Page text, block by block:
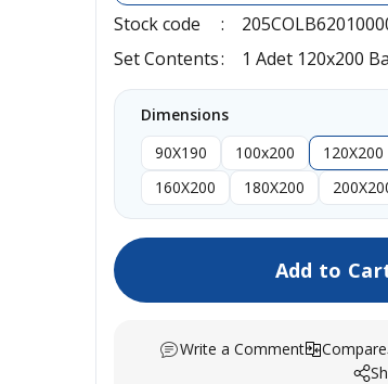
Stock code
Set Contents
1 Adet 120x200
Dimensions
90X190
100x200 120X200
160X200
180X200
Add to
Write a Comment Compare